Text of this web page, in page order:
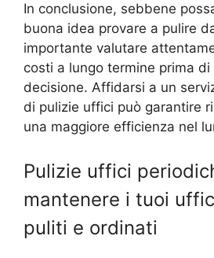
In conclusione, sebbene
buona idea provare a pulire
importante valutare
costi a lungo termine prima
decisione. Affidarsi a un
di pulizie uffici può garantire
una maggiore efficienza nel
Pulizie uffici
mantenere i tuoi
puliti e ordinati